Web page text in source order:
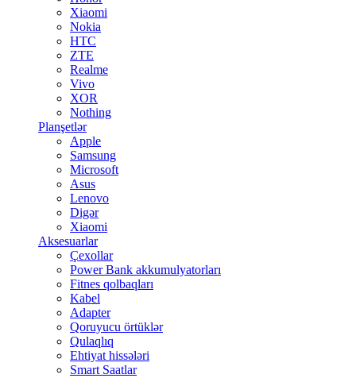
Xiaomi
Nokia
HTC
ZTE
Realme
Vivo
XOR
Nothing
Planşetlər
Apple
Samsung
Microsoft
Asus
Lenovo
Digər
Xiaomi
Aksesuarlar
Çexollar
Power Bank akkumulyatorları
Fitnes qolbaqları
Kabel
Adapter
Qoruyucu örtüklər
Qulaqlıq
Ehtiyat hissələri
Smart Saatlar